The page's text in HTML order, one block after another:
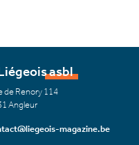
asbl
de Renory 114
Angleur
magazine.be